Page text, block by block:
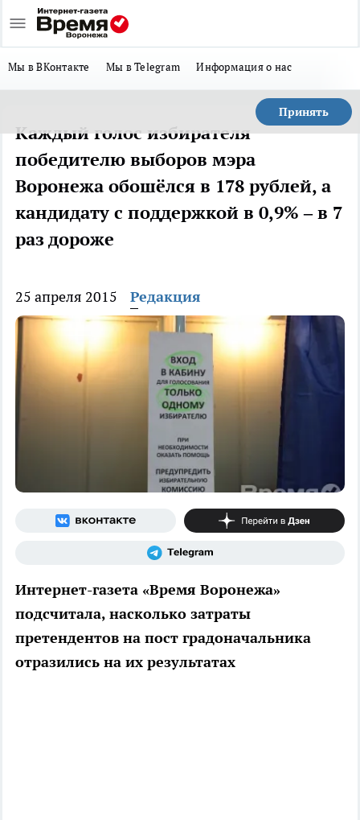
Мы в ВКонтакте Мы в Telegram Информация о нас
Принять
Каждый голос избирателя
победителю выборов мэра
Воронежа обошёлся в 178 рублей, а
кандидату с поддержкой в 0,9% – в 7
раз дороже
25 апреля 2015 Редакция
Интернет-газета «Время Воронежа»
подсчитала, насколько затраты
претендентов на пост градоначальника
отразились на их результатах